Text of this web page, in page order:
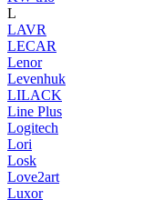
L
LAVR
LECAR
Lenor
Levenhuk
LILACK
Line Plus
Logitech
Lori
Losk
Love2art
Luxor